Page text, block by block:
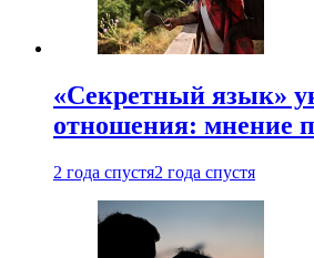
«Секретный язык»
отношения: мнение
2 года спустя2 года спустя